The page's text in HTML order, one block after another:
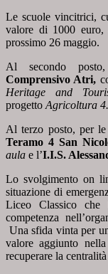
Le scuole vincitrici,
valore di 1000 euro,
prossimo 26 maggio.
Al secondo
Comprensivo Atri,
Heritage and
progetto Agricoltura
Al terzo posto, per le
Teramo 4 San
aula e l’I.I.S.
Lo svolgimento on
situazione di
Liceo Classico che
competenza
Una sfida vinta per
valore aggiunto
recuperare la